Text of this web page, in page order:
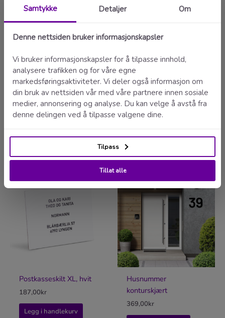
Prisgunstig
Kunde
21.07.2026
Du liker kanskje også…
Postkasseskilt XL, hvit
187,00kr
Legg i handlekurv
Husnummer
konturskjært
369,00kr